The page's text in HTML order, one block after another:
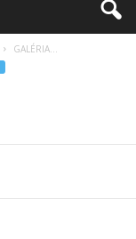
GALÉRIA…